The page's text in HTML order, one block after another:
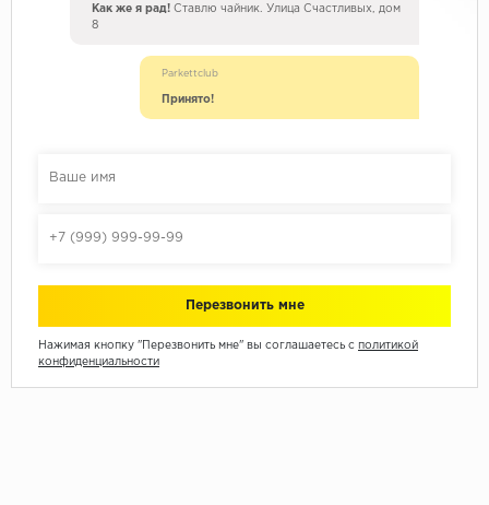
Как же я рад! Ставлю чайник. Улица Счастливых, дом
8
Parkettclub
Принято!
Нажимая кнопку "Перезвонить мне" вы соглашаетесь с политикой
конфиденциальности